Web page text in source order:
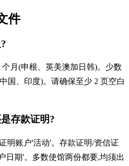
件
月(申根、英美澳加日韩)。少数
国、印度)。请确保至少 2 页空白
存款证明?
明账户'活动'。存款证明/资信证
日期'。多数使馆两份都要,均须出